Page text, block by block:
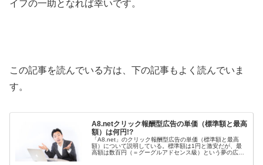
イフの一助となれば幸いです。
この記事を読んでいる方は、下の記事もよく読んでいま
す。
A8.netクリック報酬型広告の単価（標準額と最高
額）は何円!?
「A8.net」のクリック報酬型広告の単価（標準額と最高
額）について説明している。標準額は1円と激安だが、最
高額は数百円（＝グーグルアドセンス級）という夢の広告